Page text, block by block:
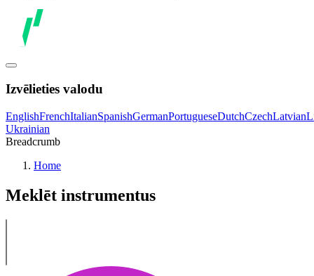
Izvēlieties valodu
EnglishFrenchItalianSpanishGermanPortugueseDutchCzechLatvian
Ukrainian
Breadcrumb
Home
Meklēt instrumentus